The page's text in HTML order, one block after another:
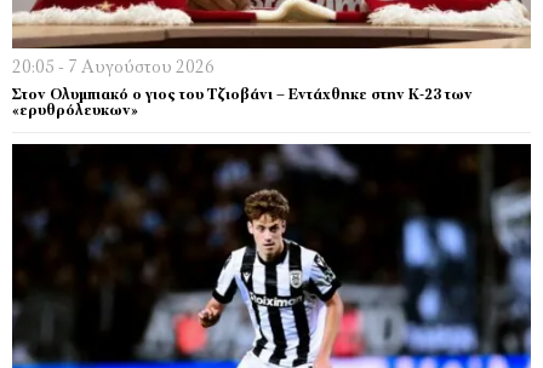
20:05 - 7 Αυγούστου 2026
Στον Ολυμπιακό ο γιος του Τζιοβάνι – Εντάχθηκε στην Κ-23 των
«ερυθρόλευκων»